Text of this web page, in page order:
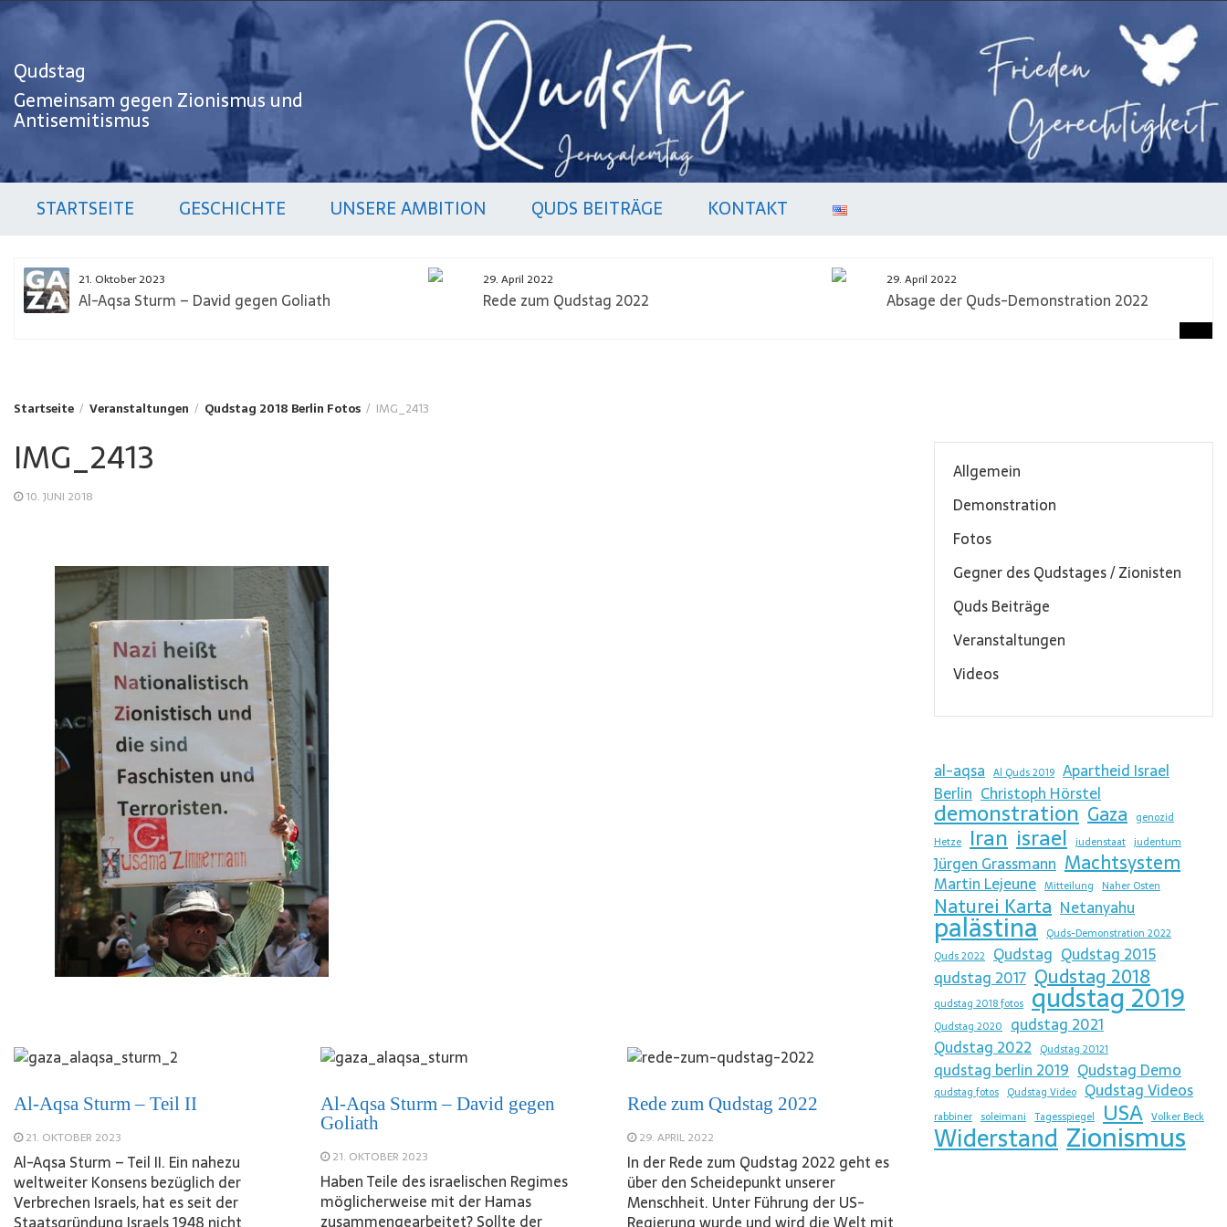
Zum
Qudstag
Gemeinsam gegen Zionismus und
Antisemitismus
STARTSEITE GESCHICHTE UNSERE AMBITION QUDS BEITRÄGE KONTAKT
21. Oktober 2023
Al-Aqsa Sturm – David gegen Goliath
29. April 2022
Rede zum Qudstag 2022
29. April 2022
Absage der Quds-Demonstration 2022
Startseite Veranstaltungen Qudstag 2018 Berlin Fotos IMG_2413
IMG_2413
10. JUNI 2018
Al-Aqsa Sturm – Teil II
21. OKTOBER 2023
Al-Aqsa Sturm – Teil II. Ein nahezu
weltweiter Konsens bezüglich der
Verbrechen Israels, hat es seit der
Al-Aqsa Sturm – David gegen
Goliath
21. OKTOBER 2023
Haben Teile des israelischen Regimes
möglicherweise mit der Hamas
zusammengearbeitet? Sollte der
Rede zum Qudstag 2022
29. APRIL 2022
In der Rede zum Qudstag 2022 geht es
über den Scheidepunkt unserer
Menschheit. Unter Führung der US-
Allgemein
Demonstration
Fotos
Gegner des Qudstages / Zionisten
Quds Beiträge
Veranstaltungen
Videos
al-aqsa Al Quds 2019 Apartheid Israel
Berlin Christoph Hörstel
demonstration Gaza genozid
Hetze Iran israel judenstaat judentum
Jürgen Grassmann Machtsystem
Martin Lejeune Mitteilung Naher Osten
Naturei Karta Netanyahu
palästina Quds-Demonstration 2022
Quds 2022
Qudstag Qudstag 2015
qudstag 2017 Qudstag 2018
qudstag 2018 fotos qudstag 2019
Qudstag 2020
qudstag 2021
Qudstag 2022
Qudstag 20121
qudstag berlin 2019 Qudstag Demo
qudstag fotos Qudstag Video Qudstag Videos
rabbiner soleimani Tagesspiegel USA Volker Beck
Widerstand Zionismus